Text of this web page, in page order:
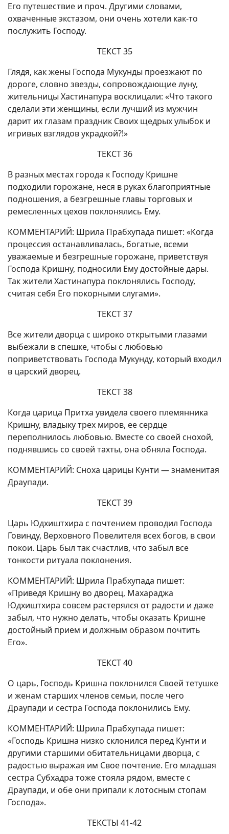
Его путешествие и проч. Другими словами,
охваченные экстазом, они очень хотели как-то
послужить Господу.
ТЕКСТ 35
Глядя, как жены Господа Мукунды проезжают по
дороге, словно звезды, сопровождающие луну,
жительницы Хастинапура восклицали: «Что такого
сделали эти женщины, если лучший из мужчин
дарит их глазам праздник Своих щедрых улыбок и
игривых взглядов украдкой?!»
ТЕКСТ 36
В разных местах города к Господу Кришне
подходили горожане, неся в руках благоприятные
подношения, а безгрешные главы торговых и
ремесленных цехов поклонялись Ему.
КОММЕНТАРИЙ: Шрила Прабхупада пишет: «Когда
процессия останавливалась, богатые, всеми
уважаемые и безгрешные горожане, приветствуя
Господа Кришну, подносили Ему достойные дары.
Так жители Хастинапура поклонялись Господу,
считая себя Его покорными слугами».
ТЕКСТ 37
Все жители дворца с широко открытыми глазами
выбежали в спешке, чтобы с любовью
поприветствовать Господа Мукунду, который входил
в царский дворец.
ТЕКСТ 38
Когда царица Притха увидела своего племянника
Кришну, владыку трех миров, ее сердце
переполнилось любовью. Вместе со своей снохой,
поднявшись со своей тахты, она обняла Господа.
КОММЕНТАРИЙ: Сноха царицы Кунти — знаменитая
Драупади.
ТЕКСТ 39
Царь Юдхиштхира с почтением проводил Господа
Говинду, Верховного Повелителя всех богов, в свои
покои. Царь был так счастлив, что забыл все
тонкости ритуала поклонения.
КОММЕНТАРИЙ: Шрила Прабхупада пишет:
«Приведя Кришну во дворец, Махараджа
Юдхиштхира совсем растерялся от радости и даже
забыл, что нужно делать, чтобы оказать Кришне
достойный прием и должным образом почтить
Его».
ТЕКСТ 40
О царь, Господь Кришна поклонился Своей тетушке
и женам старших членов семьи, после чего
Драупади и сестра Господа поклонились Ему.
КОММЕНТАРИЙ: Шрила Прабхупада пишет:
«Господь Кришна низко склонился перед Кунти и
другими старшими обитательницами дворца, с
радостью выражая им Свое почтение. Его младшая
сестра Субхадра тоже стояла рядом, вместе с
Драупади, и обе они припали к лотосным стопам
Господа».
ТЕКСТЫ 41-42